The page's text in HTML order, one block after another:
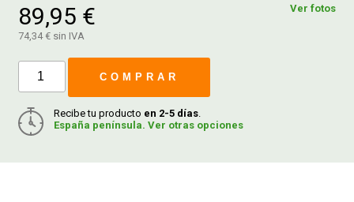
Ver fotos
89,95 €
74,34 € sin IVA
COMPRAR
Recibe tu producto en 2-5 días.
España península. Ver otras opciones
DESPIECE
CATÁLOGOS